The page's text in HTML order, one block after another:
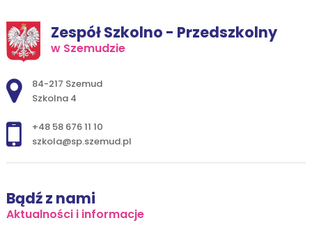
Zespół Szkolno - Przedszkolny
w Szemudzie
Adres pocztowy:
84-217 Szemud
Szkolna 4
+48 58 676 11 10
szkola@sp.szemud.pl
Bądź z nami
Aktualności i informacje